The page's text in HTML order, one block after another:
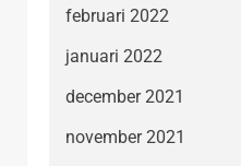
februari 2022
januari 2022
december 2021
november 2021